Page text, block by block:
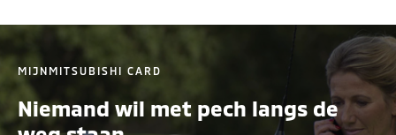
MIJNMITSUBISHI CARD
Niemand wil met pech langs de